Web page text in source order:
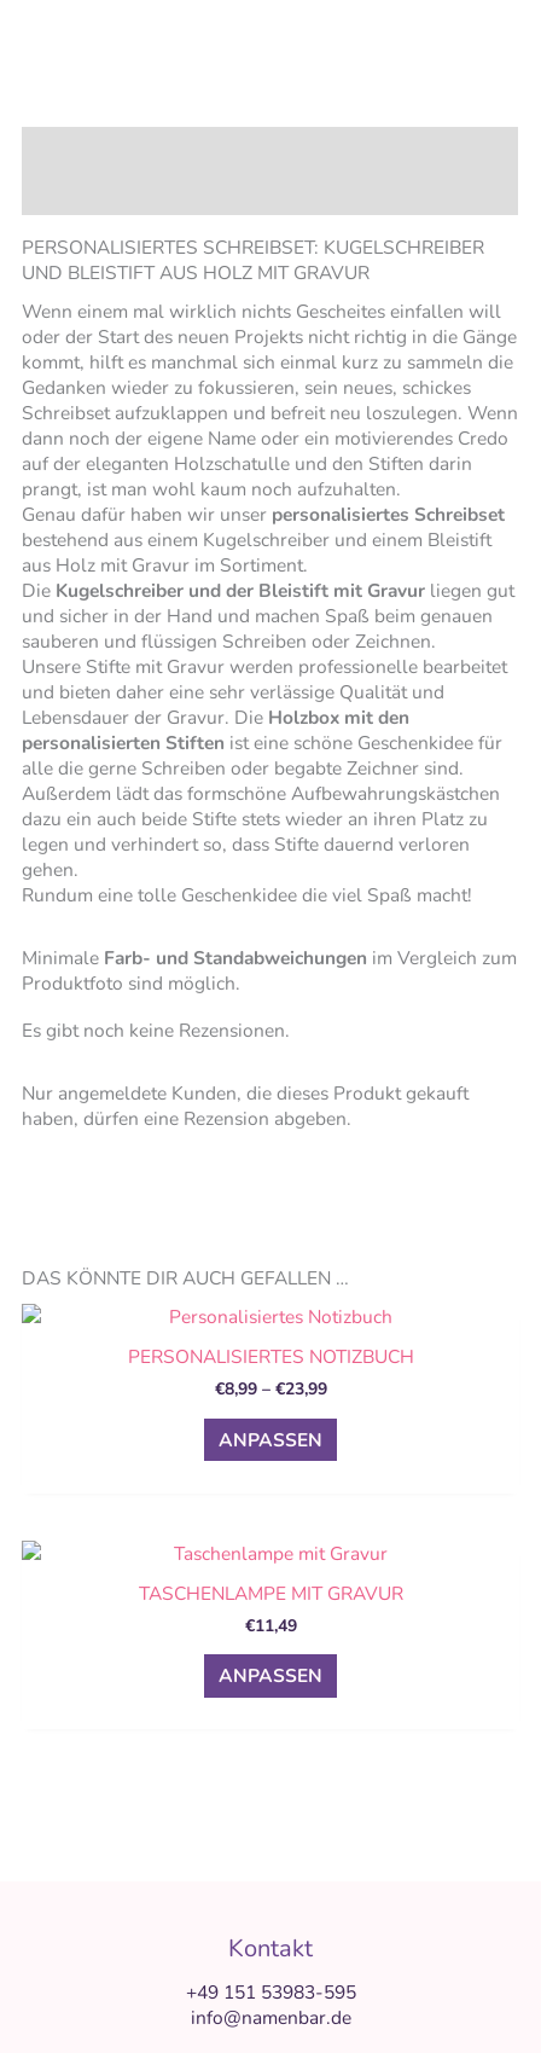
PERSONALISIERTES SCHREIBSET: KUGELSCHREIBER
UND BLEISTIFT AUS HOLZ MIT GRAVUR
Wenn einem mal wirklich nichts Gescheites einfallen will
oder der Start des neuen Projekts nicht richtig in die Gänge
kommt, hilft es manchmal sich einmal kurz zu sammeln die
Gedanken wieder zu fokussieren, sein neues, schickes
Schreibset aufzuklappen und befreit neu loszulegen. Wenn
dann noch der eigene Name oder ein motivierendes Credo
auf der eleganten Holzschatulle und den Stiften darin
prangt, ist man wohl kaum noch aufzuhalten.
Genau dafür haben wir unser personalisiertes Schreibset
bestehend aus einem Kugelschreiber und einem Bleistift
aus Holz mit Gravur im Sortiment.
Die Kugelschreiber und der Bleistift mit Gravur liegen gut
und sicher in der Hand und machen Spaß beim genauen
sauberen und flüssigen Schreiben oder Zeichnen.
Unsere Stifte mit Gravur werden professionelle bearbeitet
und bieten daher eine sehr verlässige Qualität und
Lebensdauer der Gravur. Die Holzbox mit den
personalisierten Stiften ist eine schöne Geschenkidee für
alle die gerne Schreiben oder begabte Zeichner sind.
Außerdem lädt das formschöne Aufbewahrungskästchen
dazu ein auch beide Stifte stets wieder an ihren Platz zu
legen und verhindert so, dass Stifte dauernd verloren
gehen.
Rundum eine tolle Geschenkidee die viel Spaß macht!
Minimale Farb- und Standabweichungen im Vergleich zum
Produktfoto sind möglich.
Es gibt noch keine Rezensionen.
Nur angemeldete Kunden, die dieses Produkt gekauft
haben, dürfen eine Rezension abgeben.
DAS KÖNNTE DIR AUCH GEFALLEN …
PERSONALISIERTES NOTIZBUCH
€8,99 – €23,99
Preisspanne:
bis
€23,99
ANPASSEN
Dieses
weist
Varianten
Die
auf
Produktseite
TASCHENLAMPE MIT GRAVUR
€11,49
ANPASSEN
Dieses
weist
Varianten
Die
Kontakt
+49 151 53983-595
info@namenbar.de